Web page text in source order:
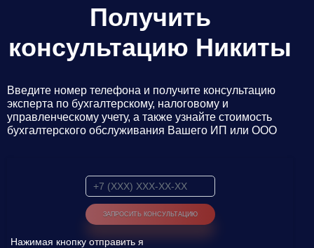
Получить
консультацию Никиты
Введите номер телефона и получите консультацию
эксперта по бухгалтерскому, налоговому и
управленческому учету, а также узнайте стоимость
бухгалтерского обслуживания Вашего ИП или ООО
Нажимая кнопку отправить я